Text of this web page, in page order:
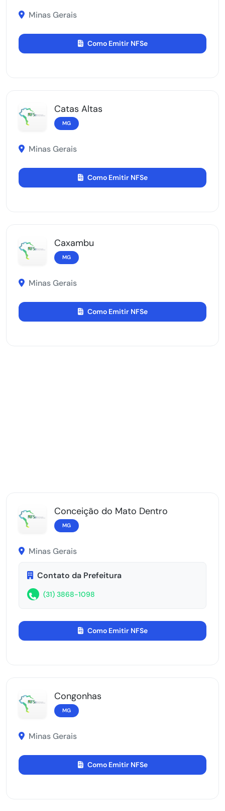
Minas Gerais
Como Emitir NFSe
Catas Altas
MG
Minas Gerais
Como Emitir NFSe
Caxambu
MG
Minas Gerais
Como Emitir NFSe
Conceição do Mato Dentro
MG
Minas Gerais
Contato da Prefeitura
(31) 3868-1098
Como Emitir NFSe
Congonhas
MG
Minas Gerais
Como Emitir NFSe